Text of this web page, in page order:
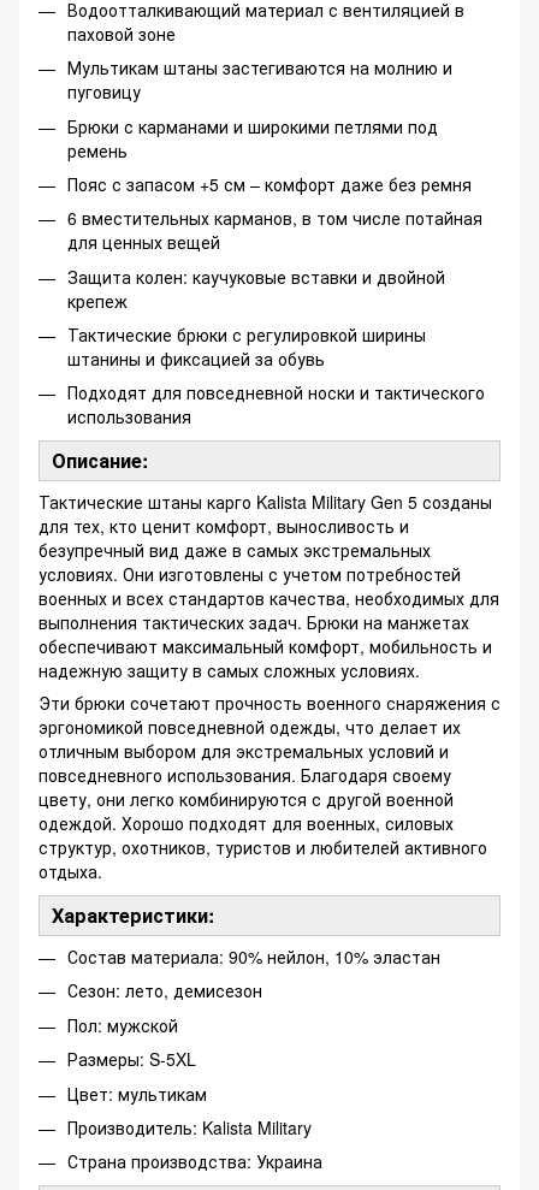
Водоотталкивающий материал с вентиляцией в
паховой зоне
Мультикам штаны застегиваются на молнию и
пуговицу
Брюки с карманами и широкими петлями под
ремень
Пояс с запасом +5 см – комфорт даже без ремня
6 вместительных карманов, в том числе потайная
для ценных вещей
Защита колен: каучуковые вставки и двойной
крепеж
Тактические брюки с регулировкой ширины
штанины и фиксацией за обувь
Подходят для повседневной носки и тактического
использования
Описание:
Тактические штаны карго Kalista Military Gen 5 созданы
для тех, кто ценит комфорт, выносливость и
безупречный вид даже в самых экстремальных
условиях. Они изготовлены с учетом потребностей
военных и всех стандартов качества, необходимых для
выполнения тактических задач. Брюки на манжетах
обеспечивают максимальный комфорт, мобильность и
надежную защиту в самых сложных условиях.
Эти брюки сочетают прочность военного снаряжения с
эргономикой повседневной одежды, что делает их
отличным выбором для экстремальных условий и
повседневного использования. Благодаря своему
цвету, они легко комбинируются с другой военной
одеждой. Хорошо подходят для военных, силовых
структур, охотников, туристов и любителей активного
отдыха.
Характеристики:
Состав материала: 90% нейлон, 10% эластан
Сезон: лето, демисезон
Пол: мужской
Размеры: S-5XL
Цвет: мультикам
Производитель: Kalista Military
Страна производства: Украина